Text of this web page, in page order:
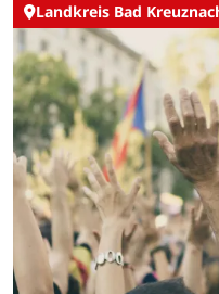
Landkreis Bad